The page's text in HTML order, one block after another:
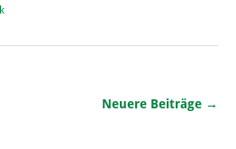
Neuere Beiträge →